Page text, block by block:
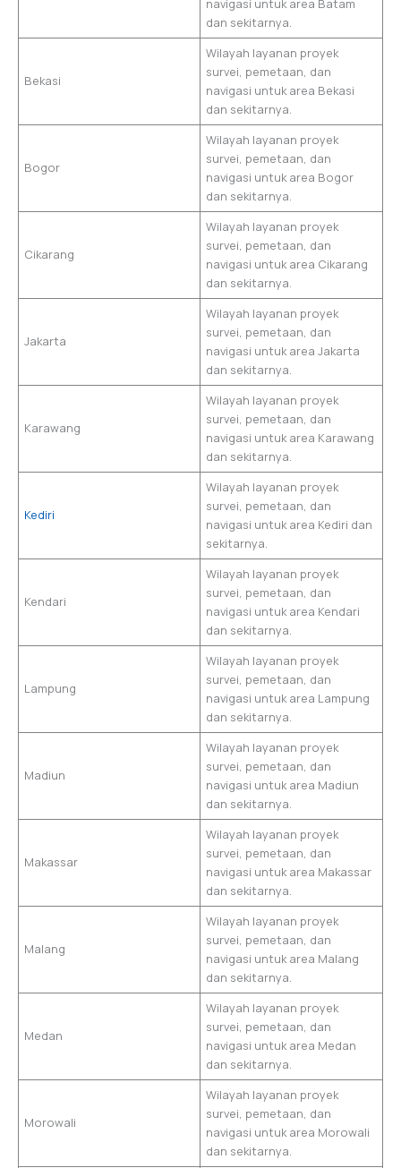
navigasi untuk area Batam
dan sekitarnya.
Bekasi
Wilayah layanan proyek
survei, pemetaan, dan
navigasi untuk area Bekasi
dan sekitarnya.
Bogor
Wilayah layanan proyek
survei, pemetaan, dan
navigasi untuk area Bogor
dan sekitarnya.
Cikarang
Wilayah layanan proyek
survei, pemetaan, dan
navigasi untuk area Cikarang
dan sekitarnya.
Jakarta
Wilayah layanan proyek
survei, pemetaan, dan
navigasi untuk area Jakarta
dan sekitarnya.
Karawang
Wilayah layanan proyek
survei, pemetaan, dan
navigasi untuk area Karawang
dan sekitarnya.
Kediri
Wilayah layanan proyek
survei, pemetaan, dan
navigasi untuk area Kediri dan
sekitarnya.
Kendari
Wilayah layanan proyek
survei, pemetaan, dan
navigasi untuk area Kendari
dan sekitarnya.
Lampung
Wilayah layanan proyek
survei, pemetaan, dan
navigasi untuk area Lampung
dan sekitarnya.
Madiun
Wilayah layanan proyek
survei, pemetaan, dan
navigasi untuk area Madiun
dan sekitarnya.
Makassar
Wilayah layanan proyek
survei, pemetaan, dan
navigasi untuk area Makassar
dan sekitarnya.
Malang
Wilayah layanan proyek
survei, pemetaan, dan
navigasi untuk area Malang
dan sekitarnya.
Medan
Wilayah layanan proyek
survei, pemetaan, dan
navigasi untuk area Medan
dan sekitarnya.
Morowali
Wilayah layanan proyek
survei, pemetaan, dan
navigasi untuk area Morowali
dan sekitarnya.